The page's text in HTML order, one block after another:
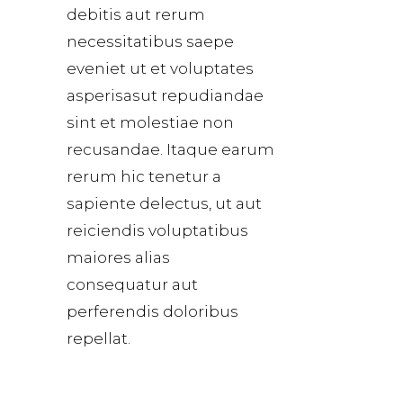
debitis aut rerum
necessitatibus saepe
eveniet ut et voluptates
asperisasut repudiandae
sint et molestiae non
recusandae. Itaque earum
rerum hic tenetur a
sapiente delectus, ut aut
reiciendis voluptatibus
maiores alias
consequatur aut
perferendis doloribus
repellat.